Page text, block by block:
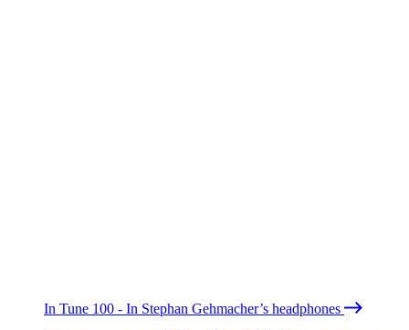
In Tune 100 - In Stephan Gehmacher’s headphones